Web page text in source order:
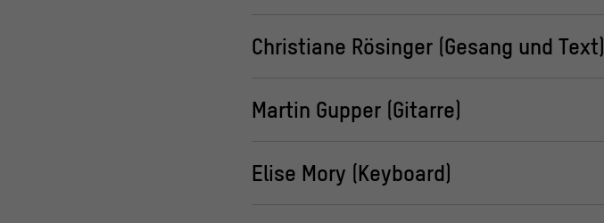
Christiane Rösinger (Gesang und Text)
Martin Gupper (Gitarre)
Elise Mory (Keyboard)